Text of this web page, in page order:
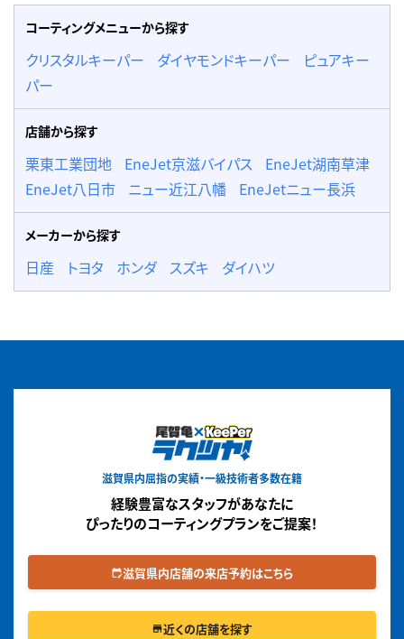
コーティングメニューから探す
クリスタルキーパー ダイヤモンドキーパー
ピュアキー
パー
店舗から探す
栗東工業団地 EneJet京滋バイパス
EneJet湖南草津
EneJet八日市
ニュー近江八幡 EneJetニュー長浜
メーカーから探す
日産 トヨタ ホンダ スズキ ダイハツ
滋賀県内屈指の実績・一級技術者多数在籍
経験豊富なスタッフがあなたに
ぴったりのコーティングプランをご提案！
edit_calendar滋賀県内店舗の来店予約はこちら
store近くの店舗を探す